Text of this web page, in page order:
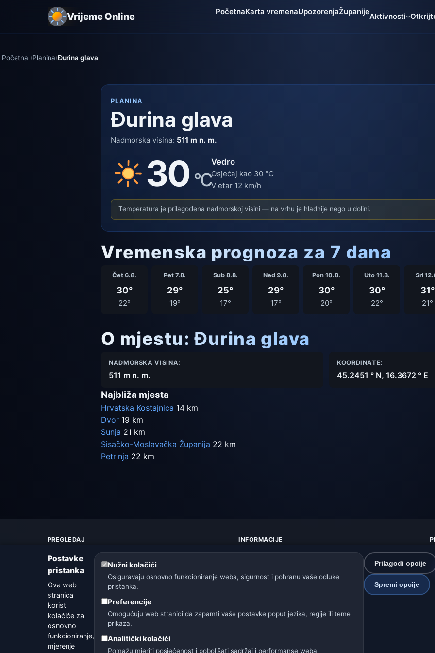
Vrijeme Online PočetnaKarta vremenaUpozorenjaŽupanije
Aktivnosti
Početna Planina Đurina glava
PLANINA
Đurina glava
Nadmorska visina: 511 m n. m.
30 °C
Vedro
Osjećaj kao 30 °C
Vjetar 12 km/h
Temperatura je prilagođena nadmorskoj visini — na vrhu je hladnije nego u dolini.
Vremenska prognoza za 7 dana
Čet 6.8.
30°
22°
Pet 7.8.
29°
19°
Sub 8.8.
25°
17°
Ned 9.8.
29°
17°
Pon 10.8.
30°
20°
Uto 11.8.
30°
22°
Sri
31°
21°
O mjestu: Đurina glava
NADMORSKA VISINA:
511 m n. m.
KOORDINATE:
45.2451 ° N, 16.3672 ° E
Najbliža mjesta
Hrvatska Kostajnica 14 km
Dvor 19 km
Sunja 21 km
Sisačko-Moslavačka Županija 22 km
Petrinja 22 km
PREGLEDAJ
Upozorenja
Vodič
Rječnik vremena
Usporedba gradova
Vremenski widget
INFORMACIJE
O nama
Izvori podataka
Naše vremenske stranice:
Postavke
pristanka
Ova web
stranica
koristi
kolačiće za
osnovno
funkcioniranje,
mjerenje
Nužni kolačići
Osiguravaju osnovno funkcioniranje weba, sigurnost i pohranu vaše odluke
pristanka.
Preferencije
Omogućuju web stranici da zapamti vaše postavke poput jezika, regije ili teme
prikaza.
Analitički kolačići
Pomažu mjeriti posjećenost i poboljšati sadržaj i performanse weba.
Prilagodi opcije
Spremi opcije